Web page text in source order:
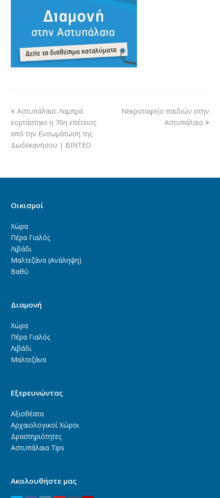
Αστυπάλαια: Λαμπρά
εορτάστηκε η 70η επέτειος
από την Ενσωμάτωση της
Δωδεκανήσου | BINTEO
Νεκροταφείο παιδιών στην
Αστυπάλαια
Οικισμοί
Χώρα
Πέρα Γιαλός
Λιβάδι
Μαλτεζάνα (Ανάληψη)
Βαθύ
Διαμονή
Χώρα
Πέρα Γιαλός
Λιβάδι
Μαλτεζάνα
Εξερευνώντας
Αξιοθέατα
Αρχαιολογικοί Χώροι
Δραστηριότητες
Αστυπάλαια Tips
Ακολουθήστε μας